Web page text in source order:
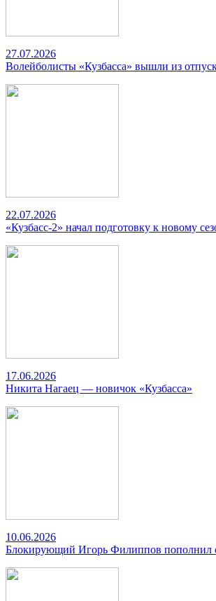
27.07.2026
Волейболисты «Кузбасса» вышли из
22.07.2026
«Кузбасс-2» начал подготовку к новому
17.06.2026
Никита Нагаец — новичок «Кузбасса»
10.06.2026
Блокирующий Игорь Филиппов пополнил